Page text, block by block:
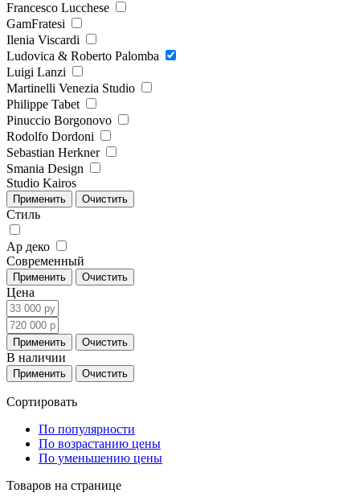
Francesco Lucchese
GamFratesi
Ilenia Viscardi
Ludovica & Roberto Palomba
Luigi Lanzi
Martinelli Venezia Studio
Philippe Tabet
Pinuccio Borgonovo
Rodolfo Dordoni
Sebastian Herkner
Smania Design
Studio Kairos
Стиль
Ар деко
Современный
Цена
В наличии
Сортировать
По популярности
По возрастанию цены
По уменьшению цены
Товаров на странице